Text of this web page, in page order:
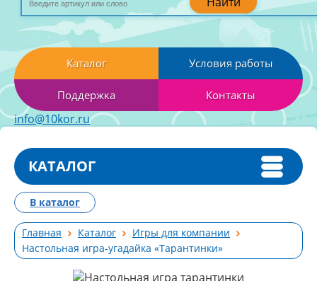
Каталог Условия работы
Поддержка Контакты
info@10kor.ru
КАТАЛОГ
Главная Каталог
Игры для компании
Настольная игра-угадайка «Тарантинки»
В каталог